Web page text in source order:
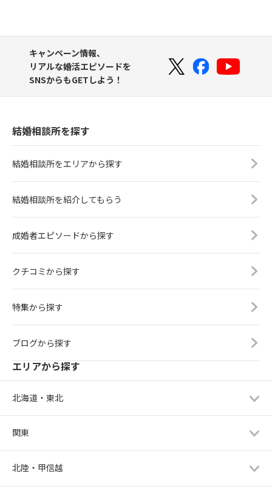
キャンペーン情報、
リアルな婚活エピソードを
SNSからもGETしよう！
結婚相談所を探す
結婚相談所をエリアから探す
結婚相談所を紹介してもらう
成婚者エピソードから探す
クチコミから探す
特集から探す
ブログから探す
エリアから探す
北海道・東北
関東
北陸・甲信越